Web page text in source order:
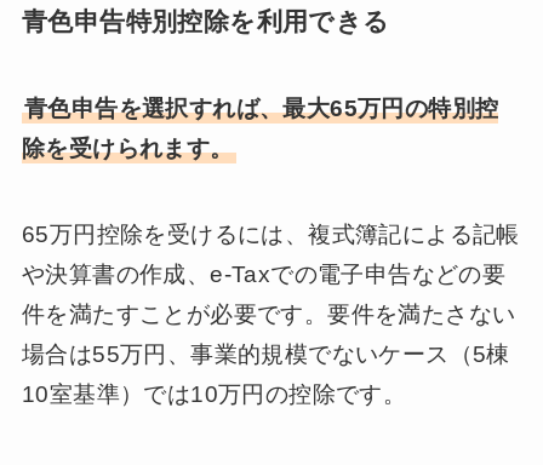
青色申告特別控除を利用できる
青色申告を選択すれば、最大65万円の特別控
除を受けられます。
65万円控除を受けるには、複式簿記による記帳
や決算書の作成、e-Taxでの電子申告などの要
件を満たすことが必要です。要件を満たさない
場合は55万円、事業的規模でないケース（5棟
10室基準）では10万円の控除です。